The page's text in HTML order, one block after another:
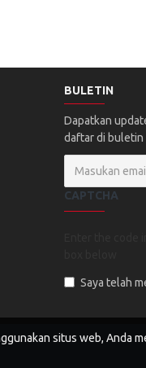
BULETIN
Dapatkan
daftar di buletin
CAPTCHA
Saya telah
situs web, Anda